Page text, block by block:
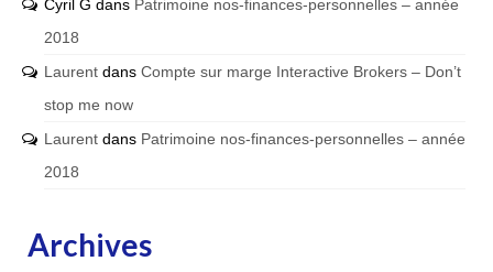
Cyril G dans Patrimoine nos-finances-personnelles – année
2018
Laurent dans Compte sur marge Interactive Brokers – Don’t
stop me now
Laurent dans Patrimoine nos-finances-personnelles – année
2018
Archives